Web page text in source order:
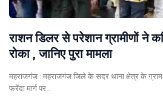
राशन डिलर से परेशान ग्रामीणों ने
रोका , जानिए पुरा मामला
महराजगंज : महराजगंज जिले के सदर थाना क्षेत्र के ग्राम
फरेंदा मार्ग पर…